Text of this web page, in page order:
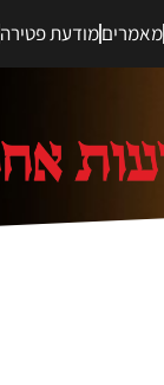
מאמריםמודעת פטירה